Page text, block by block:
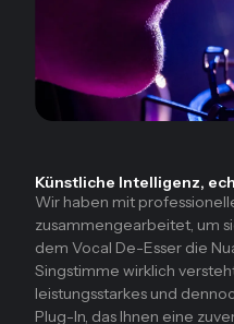
Künstliche Intelligenz,
Wir haben mit
zusammengearbeitet, um
dem Vocal De-Esser die
Singstimme wirklich
leistungsstarkes und
Plug-In, das Ihnen eine